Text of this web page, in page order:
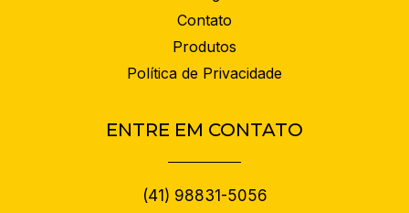
Contato
Produtos
Política de Privacidade
ENTRE EM CONTATO
(41) 98831-5056